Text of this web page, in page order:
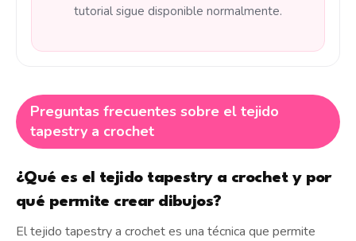
tutorial sigue disponible normalmente.
Preguntas frecuentes sobre el tejido
tapestry a crochet
¿Qué es el tejido tapestry a crochet y por
qué permite crear dibujos?
El tejido tapestry a crochet es una técnica que permite